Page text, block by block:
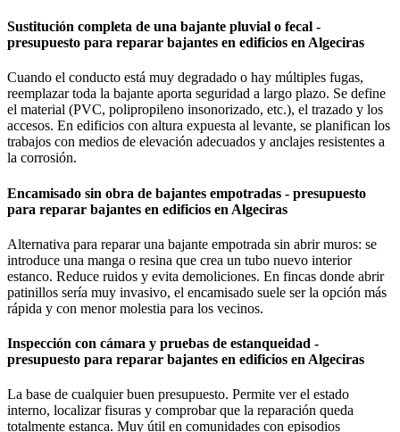
Sustitución completa de una bajante pluvial o fecal -
presupuesto para reparar bajantes en edificios en Algeciras
Cuando el conducto está muy degradado o hay múltiples fugas,
reemplazar toda la bajante aporta seguridad a largo plazo. Se define
el material (PVC, polipropileno insonorizado, etc.), el trazado y los
accesos. En edificios con altura expuesta al levante, se planifican los
trabajos con medios de elevación adecuados y anclajes resistentes a
la corrosión.
Encamisado sin obra de bajantes empotradas - presupuesto
para reparar bajantes en edificios en Algeciras
Alternativa para reparar una bajante empotrada sin abrir muros: se
introduce una manga o resina que crea un tubo nuevo interior
estanco. Reduce ruidos y evita demoliciones. En fincas donde abrir
patinillos sería muy invasivo, el encamisado suele ser la opción más
rápida y con menor molestia para los vecinos.
Inspección con cámara y pruebas de estanqueidad -
presupuesto para reparar bajantes en edificios en Algeciras
La base de cualquier buen presupuesto. Permite ver el estado
interno, localizar fisuras y comprobar que la reparación queda
totalmente estanca. Muy útil en comunidades con episodios